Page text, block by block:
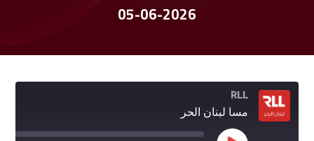
05-06-2026
RLL
مسا لبنان الحر